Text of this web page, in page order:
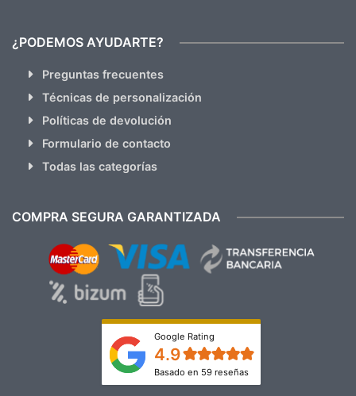
¿PODEMOS AYUDARTE?
Preguntas frecuentes
Técnicas de personalización
Políticas de devolución
Formulario de contacto
Todas las categorías
COMPRA SEGURA GARANTIZADA
Google Rating
4.9
Basado en 59 reseñas